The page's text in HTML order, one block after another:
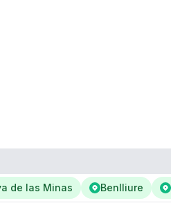
de las Minas Benlliure